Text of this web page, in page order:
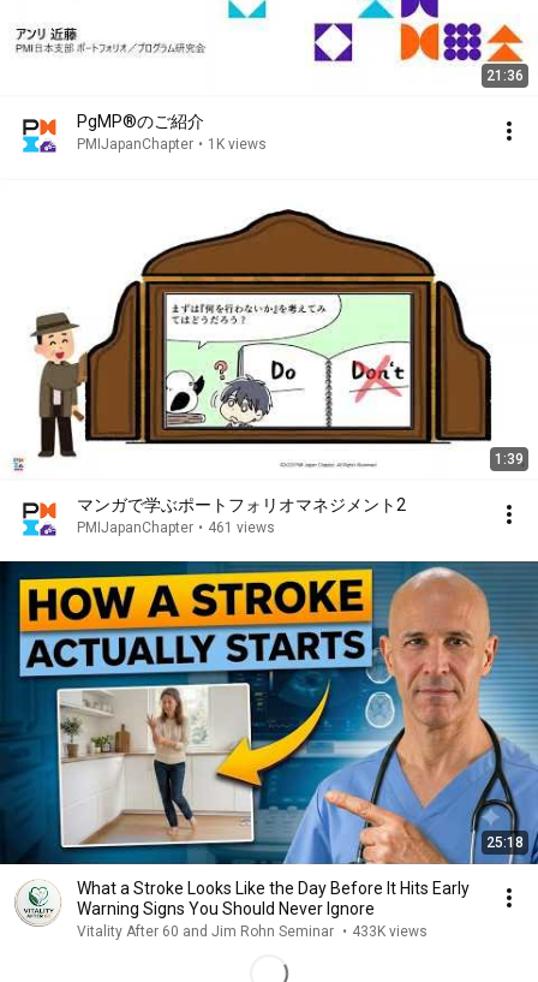
21:36
PgMP®のご紹介
PMIJapanChapter • 1K views
1:39
マンガで学ぶポートフォリオマネジメント2
PMIJapanChapter • 461 views
25:18
What a Stroke Looks Like the Day Before It Hits Early
Warning Signs You Should Never Ignore
Vitality After 60 and Jim Rohn Seminar • 433K views